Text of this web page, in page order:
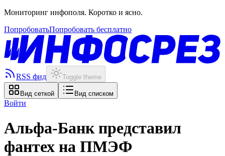
Мониторинг инфополя. Коротко и ясно.
ПопробоватьПопробовать бесплатно
RSS фид Toggle theme
Вид сеткой Вид списком
Войти
Альфа-Банк представил
фантех на ПМЭФ